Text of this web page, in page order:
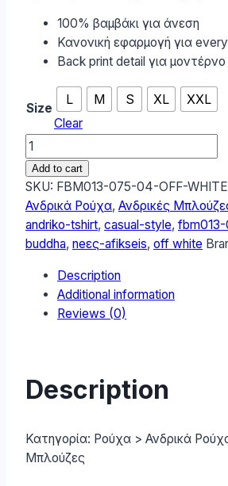
100% βαμβάκι για άνεση
Κανονική εφαρμογή για
Back print detail για
Size
L M S XL XXL
Clear
Funky
Buddha
Ανδρικό
βαβακερό
T-
Shirt
τύπωμα
στην
πλάτη
Off
Add to cart
SKU: FBM013-075-04-OFF-WHITE
Ανδρικά Ρούχα, Ανδρικές
andriko-tshirt, casual-style,
buddha, neες-afikseis, off white
Description
Additional information
Reviews (0)
Description
Κατηγορία: Ρούχα > Ανδρικά
Μπλούζες